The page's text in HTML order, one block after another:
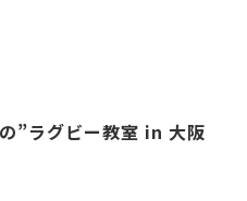
”ラグビー教室 in 大阪